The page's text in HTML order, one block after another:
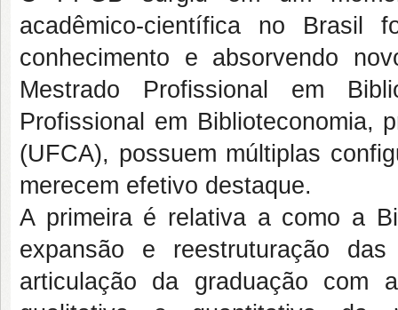
acadêmico-científica no Brasil
conhecimento e absorvendo
Mestrado Profissional em
Profissional em Biblioteconomia,
(UFCA), possuem múltiplas
merecem efetivo destaque.
A primeira é relativa a como a
expansão e reestruturação
articulação da graduação com